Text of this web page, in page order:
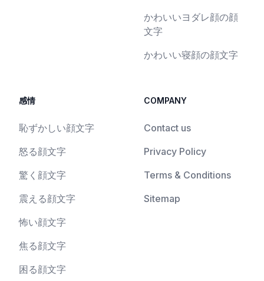
かわいいヨダレ顔の顔
文字
かわいい寝顔の顔文字
感情
恥ずかしい顔文字
怒る顔文字
驚く顔文字
震える顔文字
怖い顔文字
焦る顔文字
困る顔文字
COMPANY
Contact us
Privacy Policy
Terms & Conditions
Sitemap